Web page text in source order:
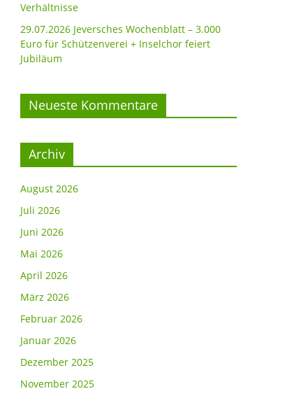
Verhältnisse
29.07.2026 Jeversches Wochenblatt – 3.000
Euro für Schützenverei + Inselchor feiert
Jubiläum
Neueste Kommentare
Archiv
August 2026
Juli 2026
Juni 2026
Mai 2026
April 2026
März 2026
Februar 2026
Januar 2026
Dezember 2025
November 2025